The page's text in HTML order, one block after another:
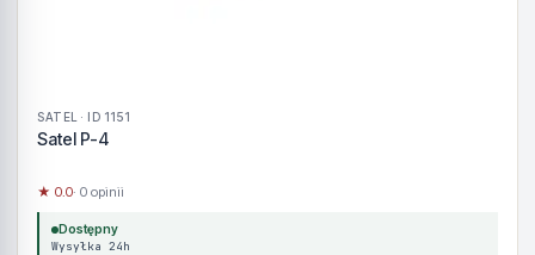
SATEL · ID 1151
Satel P-4
★ 0.0· 0 opinii
Dostępny
Wysyłka 24h